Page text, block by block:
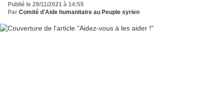
Publié le 29/11/2021 à 14:55
Par Comité d'Aide humanitaire au Peuple syrien